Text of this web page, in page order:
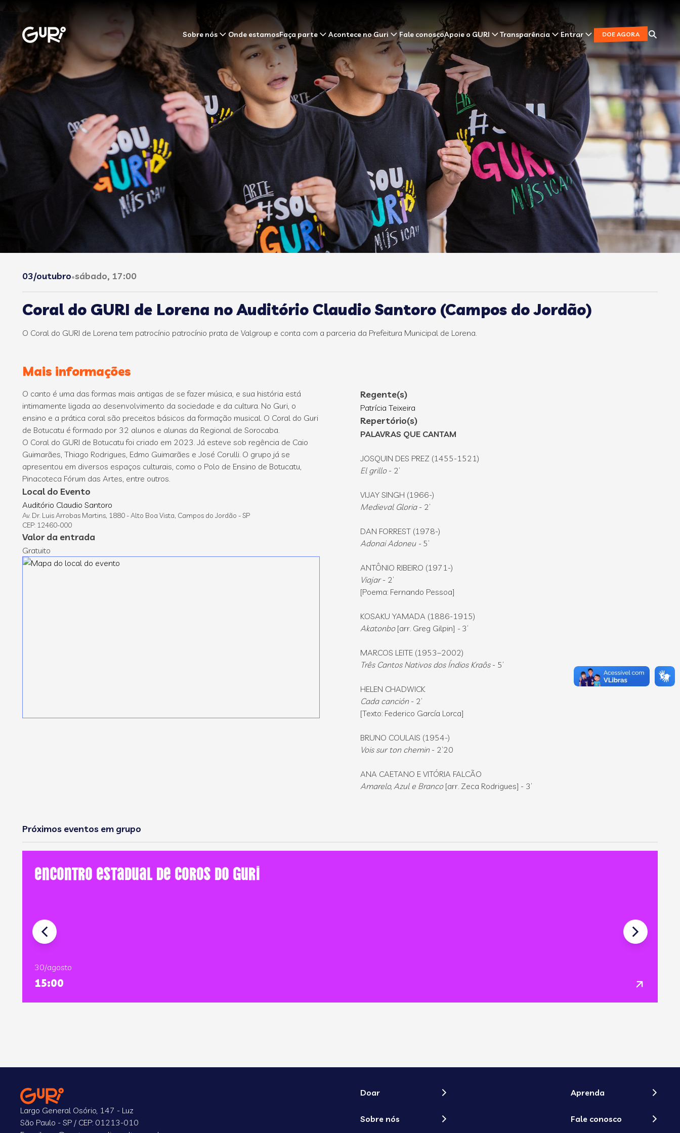
Sobre nós Onde estamosFaça parte Acontece no Guri Fale conoscoApoie o GURI Transparência Entrar DOE AGORA
03/outubro•sábado, 17:00
Coral do GURI de Lorena no Auditório Claudio Santoro (Campos do Jordão)
O Coral do GURI de Lorena tem patrocínio patrocínio prata de Valgroup e conta com a parceria da Prefeitura Municipal de Lorena.
Mais informações
O canto é uma das formas mais antigas de se fazer música, e sua história está
intimamente ligada ao desenvolvimento da sociedade e da cultura. No Guri, o
ensino e a prática coral são preceitos básicos da formação musical. O Coral do Guri
de Botucatu é formado por 32 alunos e alunas da Regional de Sorocaba.
O Coral do GURI de Botucatu foi criado em 2023. Já esteve sob regência de Caio
Guimarães, Thiago Rodrigues, Edmo Guimarães e José Corulli. O grupo já se
apresentou em diversos espaços culturais, como o Polo de Ensino de Botucatu,
Pinacoteca Fórum das Artes, entre outros.
Local do Evento
Auditório Claudio Santoro
Av. Dr. Luis Arrobas Martins, 1880 - Alto Boa Vista, Campos do Jordão - SP
CEP: 12460-000
Valor da entrada
Gratuito
Regente(s)
Patrícia Teixeira
Repertório(s)
PALAVRAS QUE CANTAM
JOSQUIN DES PREZ (1455-1521)
El grillo- 2’
VIJAY SINGH (1966-)
Medieval Gloria - 2’
DAN FORREST (1978-)
Adonai Adoneu - 5’
ANTÔNIO RIBEIRO (1971-)
Viajar- 2’
[Poema: Fernando Pessoa]
KOSAKU YAMADA (1886-1915)
Akatonbo[arr. Greg Gilpin] - 3’
MARCOS LEITE (1953–2002)
Três Cantos Nativos dos Índios Kraôs- 5’
HELEN CHADWICK
Cada canción - 2’
[Texto: Federico García Lorca]
BRUNO COULAIS (1954-)
Vois sur ton chemin - 2’20
ANA CAETANO E VITÓRIA FALCÃO
Amarelo, Azul e Branco[arr. Zeca Rodrigues] - 3’
Próximos eventos em grupo
Encontro Estadual de Coros do GURI
30/agosto
15:00
Largo General Osório, 147 - Luz
São Paulo - SP / CEP: 01213-010
Doar
Sobre nós
Aprenda
Fale conosco